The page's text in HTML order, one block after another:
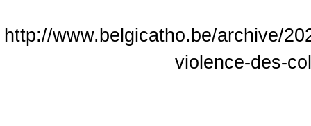
http://www.belgicatho.be/archive/
violence-des-